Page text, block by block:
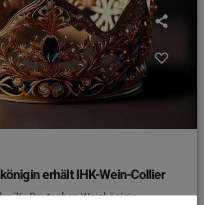
erhält IHK-Wein-Collier
76. Deutschen Weinkönigin,